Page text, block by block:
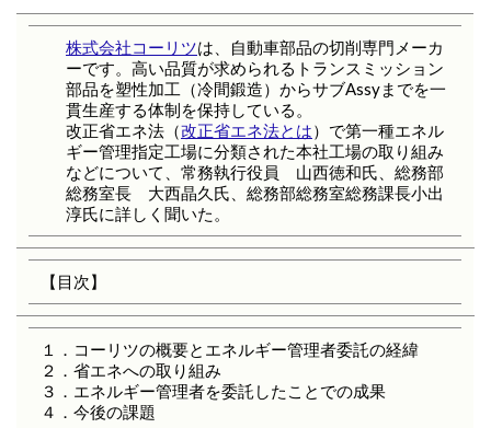
株式会社コーリツは、自動車部品の切削専門メーカ
ーです。高い品質が求められるトランスミッション
部品を塑性加工（冷間鍛造）からサブAssyまでを一
貫生産する体制を保持している。
改正省エネ法（改正省エネ法とは）で第一種エネル
ギー管理指定工場に分類された本社工場の取り組み
などについて、常務執行役員 山西徳和氏、総務部
総務室長 大西晶久氏、総務部総務室総務課長小出
淳氏に詳しく聞いた。
【目次】
１．コーリツの概要とエネルギー管理者委託の経緯
２．省エネへの取り組み
３．エネルギー管理者を委託したことでの成果
４．今後の課題